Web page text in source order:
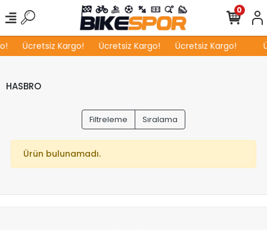
Ücretsiz Kargo! Ücretsiz Kargo! Ücretsiz Kargo!
0
HASBRO
Filtreleme Sıralama
Ürün bulunamadı.